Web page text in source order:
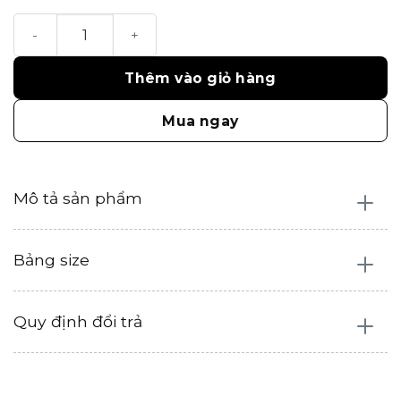
Thêm vào giỏ hàng
Mua ngay
Mô tả sản phẩm
Bảng size
Quy định đổi trả